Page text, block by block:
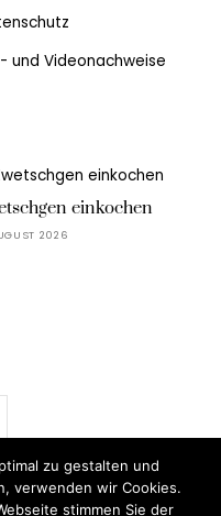
und Videonachweise
einkochen
2026
zu gestalten und
verwenden wir Cookies.
stimmen Sie der